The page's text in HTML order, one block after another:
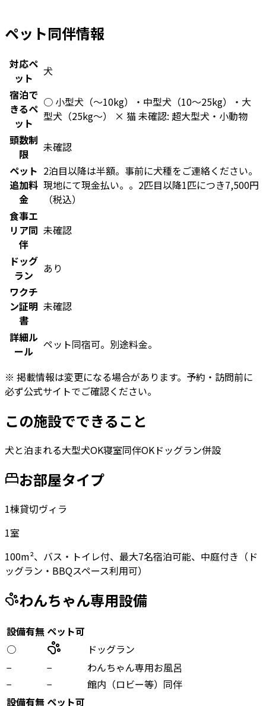
ペット同伴情報
対応ペ
ット
犬
宿泊で
きるペ
ット
○ 小型犬（〜10kg）・中型犬（10〜25kg）・大
型犬（25kg〜） × 猫 未確認: 超大型犬・小動物
頭数制
限
未確認
ペット
追加料
金
2泊目以降は半額。事前に犬種をご連絡ください。
現地にて現金払い。。2匹目以降1匹につき7,500円
（税込）
食事エ
リア同
伴
未確認
ドッグ
ラン
あり
ワクチ
ン証明
書
未確認
詳細ル
ール
ペット同宿可。別途料金。
※ 掲載情報は変更になる場合があります。予約・訪問前に
必ず公式サイトでご確認ください。
この施設でできること
犬と泊まれる大型犬OK寝室同伴OKドッグラン併設
お部屋タイプ
1棟貸切ヴィラ
1室
100m²、バス・トイレ付、最大7名宿泊可能、中庭付き（ド
ッグラン・BBQスペース利用可）
わんちゃん専用設備
設備有無 ペット可
○
ドッグラン
−
−
わんちゃん専用お風呂
−
−
館内（ロビー等）同伴
設備有無 ペット可